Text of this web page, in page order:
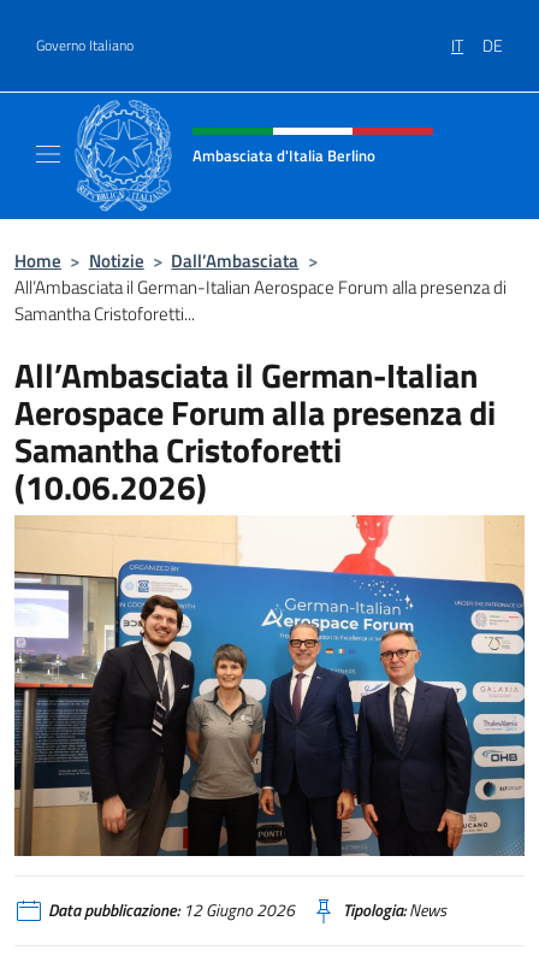
Governo Italiano IT DE
Intestazione sito, social e menù
Ambasciata d'Italia Berlino
Home > Notizie > Dall’Ambasciata >
All’Ambasciata il German-Italian Aerospace Forum alla presenza di
Samantha Cristoforetti...
All’Ambasciata il German-Italian
Aerospace Forum alla presenza di
Samantha Cristoforetti
(10.06.2026)
Data pubblicazione:12 Giugno 2026 Tipologia:News